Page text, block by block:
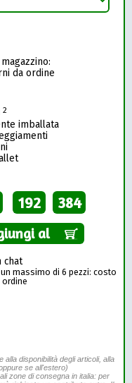
da ordine
2
imballata
192 384
al
chat
massimo di 6 pezzi: costo
disponibilità degli articoli, alla
se all'estero)
zone di consegna in italia: per